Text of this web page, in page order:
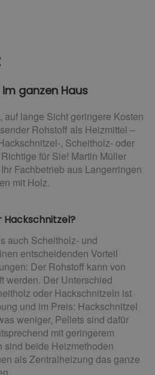
ganzen Haus
auf lange Sicht geringere Kosten
Rohstoff als Heizmittel –
, Scheitholz- oder
für Sie! Martin Müller
Fachbetrieb aus Langerringen
mit Holz.
Hackschnitzel?
auch Scheitholz- und
entscheidenden Vorteil
Der Rohstoff kann von
werden. Der Unterschied
oder Hackschnitzeln ist
und im Preis: Hackschnitzel
weniger, Pellets sind dafür
mit geringerem
sind beide Heizmethoden
als Zentralheizung das ganze